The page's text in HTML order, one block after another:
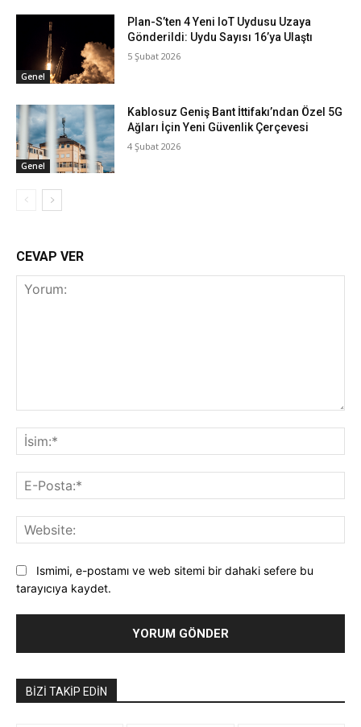
Genel
Plan-S’ten 4 Yeni IoT Uydusu Uzaya
Gönderildi: Uydu Sayısı 16’ya Ulaştı
5 Şubat 2026
Genel
Kablosuz Geniş Bant İttifakı’ndan Özel 5G
Ağları İçin Yeni Güvenlik Çerçevesi
4 Şubat 2026
CEVAP VER
Ismimi, e-postamı ve web sitemi bir dahaki sefere bu
tarayıcıya kaydet.
BIZI TAKIP EDIN